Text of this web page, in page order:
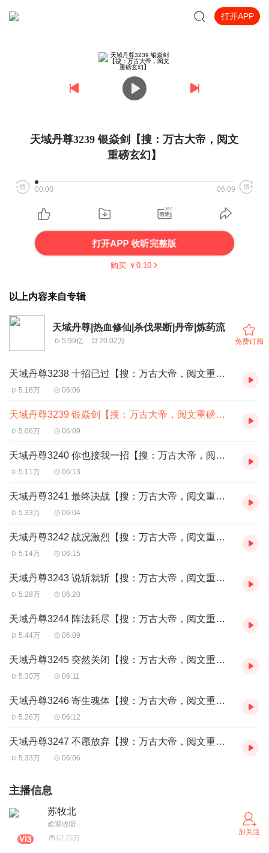
打开APP
天域丹尊3239 银焱剑【搜：万古大帝，阅文
重磅玄幻】
00:00 06:09
打开APP 收听完整版
购买 ￥ 0.10
以上内容来自专辑
天域丹尊|热血修仙|杀伐果断|丹帝|炼药流
5.99亿 20.02万 免费订阅
天域丹尊3238 十招已过【搜：万古大帝，阅文重磅玄幻】
5.18万 06:06
天域丹尊3239 银焱剑【搜：万古大帝，阅文重磅玄幻】
5.06万 06:09
天域丹尊3240 你也接我一招【搜：万古大帝，阅文重磅玄幻】
5.11万 06:13
天域丹尊3241 最终决战【搜：万古大帝，阅文重磅玄幻】
5.33万 06:04
天域丹尊3242 战况激烈【搜：万古大帝，阅文重磅玄幻】
5.14万 06:15
天域丹尊3243 说斩就斩【搜：万古大帝，阅文重磅玄幻】
5.28万 06:20
天域丹尊3244 阵法耗尽【搜：万古大帝，阅文重磅玄幻】
5.44万 06:09
天域丹尊3245 突然关闭【搜：万古大帝，阅文重磅玄幻】
5.30万 06:11
天域丹尊3246 寄生魂体【搜：万古大帝，阅文重磅玄幻】
5.26万 06:12
天域丹尊3247 不愿放弃【搜：万古大帝，阅文重磅玄幻】
5.33万 06:06
主播信息
苏牧北
欢迎收听
62.25万
加关注